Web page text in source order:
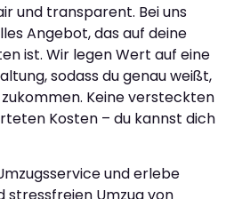
und transparent. Bei uns
Angebot, das auf deine
ist. Wir legen Wert auf eine
sodass du genau weißt,
Keine versteckten
Kosten – du kannst dich
und erlebe